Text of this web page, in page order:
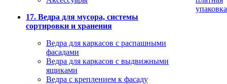
17. Ведра для мусора, системы
сортировки и хранения
Ведра для каркасов с распашными
фасадами
Ведра для каркасов с выдвижными
ящиками
Ведра с креплением к фасаду
упаковка